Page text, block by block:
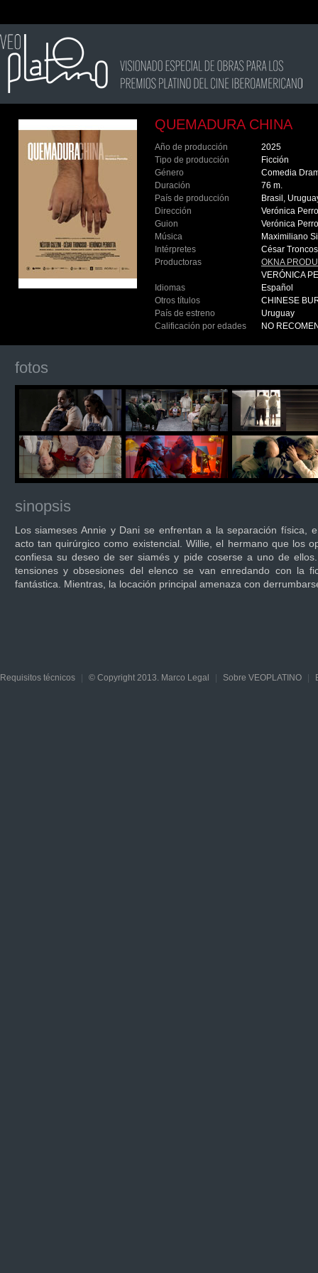
QUEMADURA CHINA
Año de producción
2025
Tipo de producción
Ficción
Género
Comedia
Duración
76 m.
País de producción
Brasil,
Dirección
Verónica
Guion
Verónica
Música
Maximiliano
Intérpretes
César
Productoras
OKNA
VERÓNICA
Idiomas
Español
Otros títulos
CHINESE
País de estreno
Uruguay
Calificación por edades
NO
fotos
sinopsis
Los siameses Annie y Dani se enfrentan a la separación física,
acto tan quirúrgico como existencial. Willie, el hermano que los
confiesa su deseo de ser siamés y pide coserse a uno de
tensiones y obsesiones del elenco se van enredando con la
fantástica. Mientras, la locación principal amenaza con
Requisitos técnicos © Copyright 2013. Marco Legal Sobre VEOPLATINO